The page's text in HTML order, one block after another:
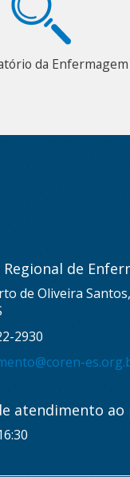
da Enfermagem
Regional de
de Oliveira
2930
atendimento ao